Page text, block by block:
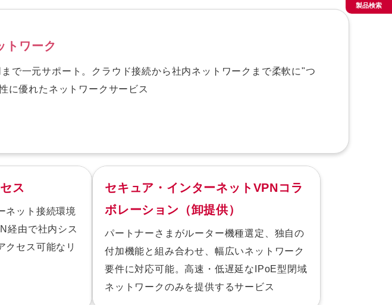
製品検索
トワーク
で一元サポート。クラウド接続から社内ネットワークまで柔軟に"つ
に優れたネットワークサービス
ス
ネット接続環境
経由で社内シス
クセス可能なリ
セキュア・インターネットVPNコラ
ボレーション（卸提供）
パートナーさまがルーター機種選定、独自の
付加機能と組み合わせ、幅広いネットワーク
要件に対応可能。高速・低遅延なIPoE型閉域
ネットワークのみを提供するサービス